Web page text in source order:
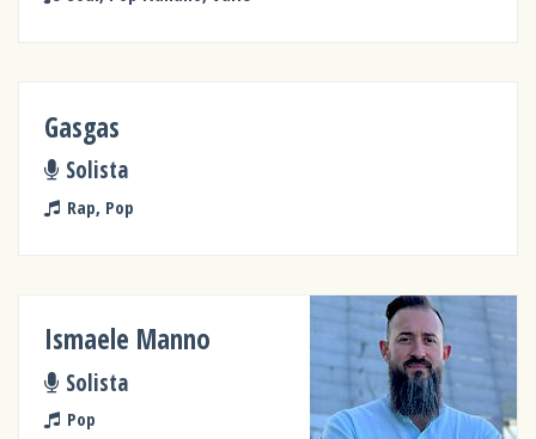
Gasgas
Solista
Rap, Pop
Ismaele Manno
Solista
Pop